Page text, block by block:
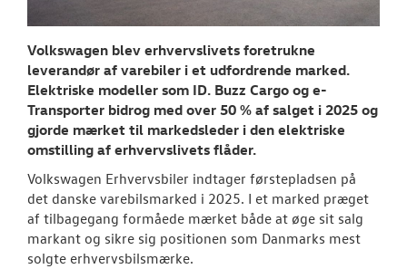
RESERVEDELE
TILBEHØR
NYHEDER
Danmarks
Aktuelt
Volkswagen blev erhvervslivets foretrukne
leverandør af varebiler i et udfordrende marked.
Elektriske modeller som ID. Buzz Cargo og e-
Transporter bidrog med over 50 % af salget i 2025 og
gjorde mærket til markedsleder i den elektriske
omstilling af erhvervslivets flåder.
Volkswagen Erhvervsbiler indtager førstepladsen på
det danske varebilsmarked i 2025. I et marked præget
af tilbagegang formåede mærket både at øge sit salg
markant og sikre sig positionen som Danmarks mest
solgte erhvervsbilsmærke.